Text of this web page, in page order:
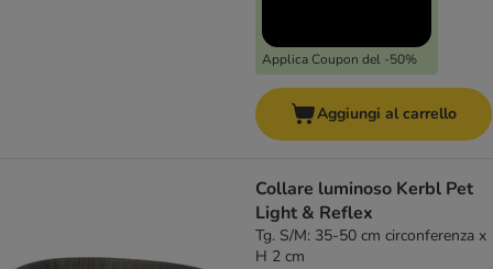
Applica Coupon del -50%
Aggiungi al carrello
Collare luminoso Kerbl Pet
Light & Reflex
Tg. S/M: 35-50 cm circonferenza x
H 2 cm